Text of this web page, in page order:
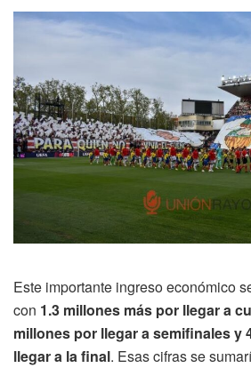
Este importante ingreso económico
con 1.3 millones más por llegar a
millones por llegar a semifinales y
llegar a la final. Esas cifras se